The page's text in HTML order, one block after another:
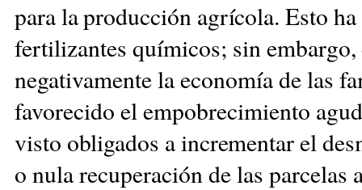
para la producción agrícola. Esto
fertilizantes químicos; sin
negativamente la economía de las
favorecido el empobrecimiento
visto obligados a incrementar el
o nula recuperación de las parcelas